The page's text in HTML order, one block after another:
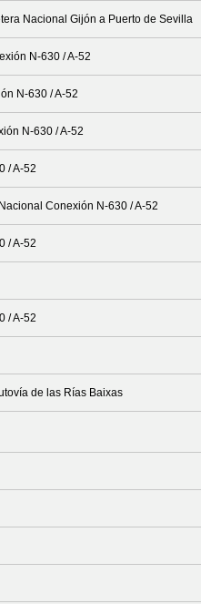
Nacional Gijón a Puerto de Sevilla
N-630 / A-52
N-630 / A-52
N-630 / A-52
/ A-52
Conexión N-630 / A-52
/ A-52
/ A-52
de las Rías Baixas